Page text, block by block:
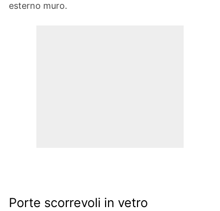
esterno muro.
Porte scorrevoli in vetro